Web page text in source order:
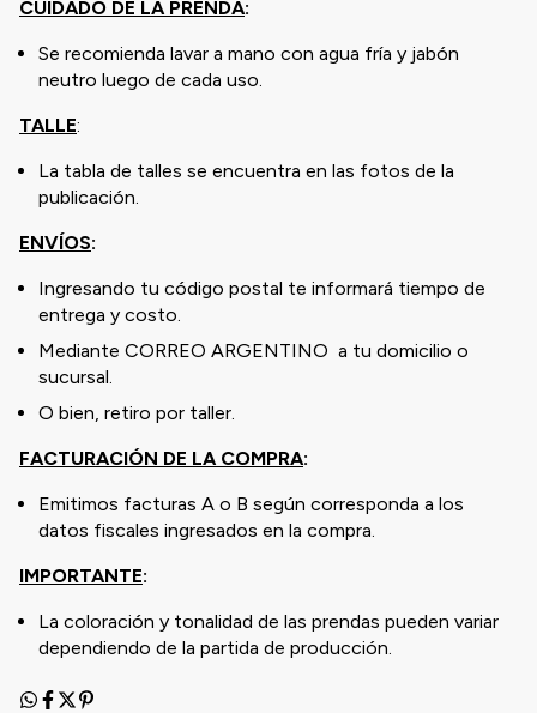
CUIDADO DE LA PRENDA:
Se recomienda lavar a mano con agua fría y jabón
neutro luego de cada uso.
TALLE:
La tabla de talles se encuentra en las fotos de la
publicación.
ENVÍOS:
Ingresando tu código postal te informará tiempo de
entrega y costo.
Mediante CORREO ARGENTINO a tu domicilio o
sucursal.
O bien, retiro por taller.
FACTURACIÓN DE LA COMPRA:
Emitimos facturas A o B según corresponda a los
datos fiscales ingresados en la compra.
IMPORTANTE:
La coloración y tonalidad de las prendas pueden variar
dependiendo de la partida de producción.